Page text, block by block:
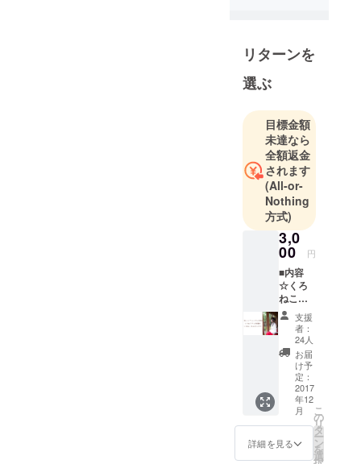
す。
クラウド
ファンディ
品化実現を
目指して、
クリエイ
ターとのコ
ラボ企画や
自社オリジ
ナルのアイ
テム企画を
行ってま
◾️営業日のご
案内
営業時間：
平日 10:00〜
18:00 (土日
祝、年末年
始除く)
せから3営業
リターンを
選ぶ
目標金額
未達なら
全額返金
されます
(All-or-
Nothing
方式)
3,0
00 円
■内容
☆くろ
ねこさ
ん 年
賀状 1
枚 ※
直筆サ
イン・
メッ
セージ
が入り
ます。
※年賀
状の時
期に合
支援
者：
24人
お届
け予
定：
2017
年12
月
詳細を見る
こ
の
リ
タ
ー
ン
を
選